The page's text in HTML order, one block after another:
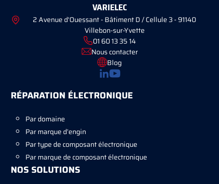
VARIELEC
2 Avenue d'Ouessant - Bâtiment D / Cellule 3 - 91140
Villebon-sur-Yvette
01 60 13 35 14
Nous contacter
Blog
RÉPARATION ÉLECTRONIQUE
Par domaine
Par marque d’engin
Par type de composant électronique
Par marque de composant électronique
NOS SOLUTIONS